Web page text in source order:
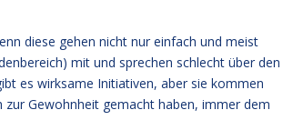
diese gehen nicht nur einfach und meist
mit und sprechen schlecht über den
es wirksame Initiativen, aber sie kommen
zur Gewohnheit gemacht haben, immer dem